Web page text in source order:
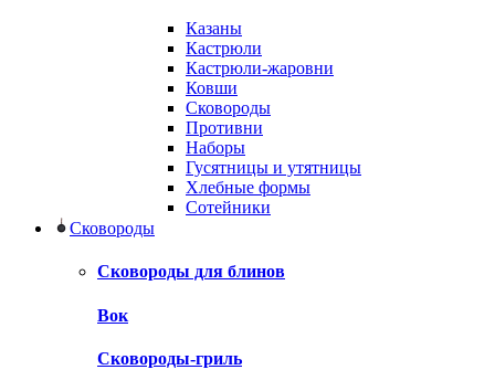
Казаны
Кастрюли
Кастрюли-жаровни
Ковши
Сковороды
Противни
Наборы
Гусятницы и утятницы
Хлебные формы
Сотейники
Сковороды
Сковороды для блинов
Вок
Сковороды-гриль